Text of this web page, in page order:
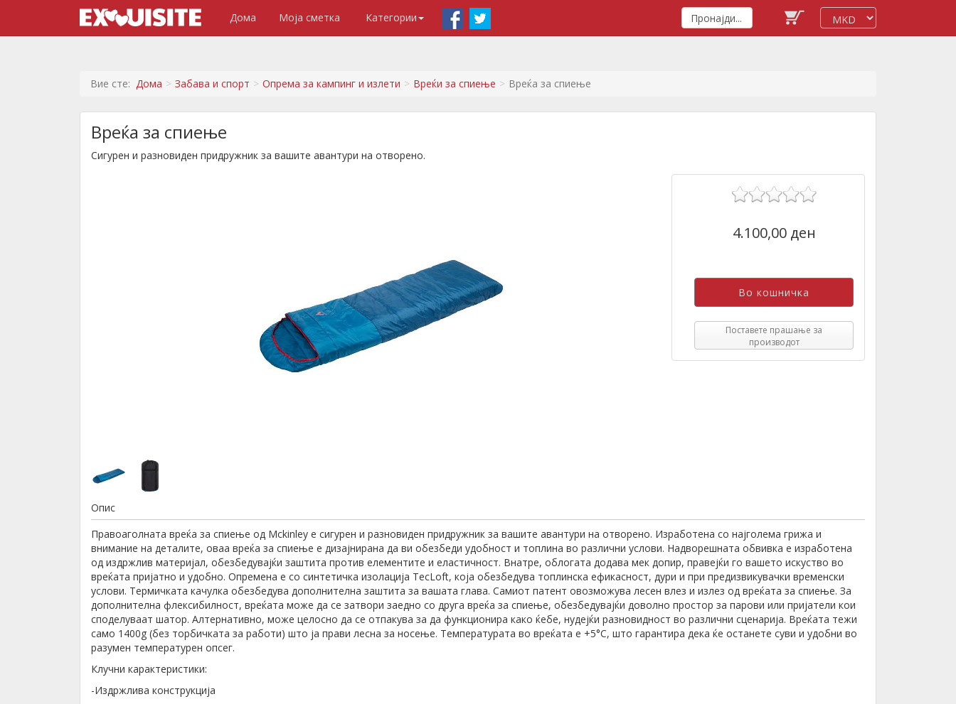
Дома Моја сметка Категории
Вие сте: Дома Забава и спорт Опрема за кампинг и излети Вреќи за спиење Вреќа за спиење
Вреќа за спиење
Сигурен и разновиден придружник за вашите авантури на отворено.
4.100,00 ден
Поставете прашање за
производот
Опис
Правоаголната вреќа за спиење од Mckinley е сигурен и разновиден придружник за вашите авантури на отворено. Изработена со најголема грижа и
внимание на деталите, оваа вреќа за спиење е дизајнирана да ви обезбеди удобност и топлина во различни услови. Надворешната обвивка е изработена
од издржлив материјал, обезбедувајќи заштита против елементите и еластичност. Внатре, облогата додава мек допир, правејќи го вашето искуство во
вреќата пријатно и удобно. Опремена е со синтетичка изолација TecLoft, која обезбедува топлинска ефикасност, дури и при предизвикувачки временски
услови. Термичката качулка обезбедува дополнителна заштита за вашата глава. Самиот патент овозможува лесен влез и излез од вреќата за спиење. За
дополнителна флексибилност, вреќата може да се затвори заедно со друга вреќа за спиење, обезбедувајќи доволно простор за парови или пријатели кои
споделуваат шатор. Алтернативно, може целосно да се отпакува за да функционира како ќебе, нудејќи разновидност во различни сценарија. Вреќата тежи
само 1400g (без торбичката за работи) што ја прави лесна за носење. Температурата во вреќата е +5°C, што гарантира дека ќе останете суви и удобни во
разумен температурен опсег.
Клучни карактеристики:
-Издржлива конструкција